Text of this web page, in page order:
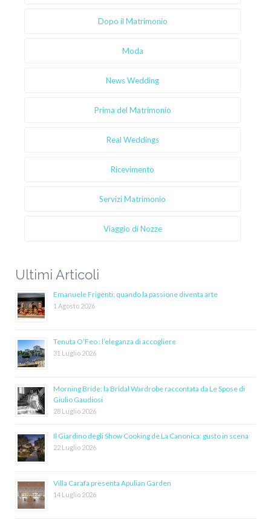
Dopo il Matrimonio
Moda
News Wedding
Prima del Matrimonio
Real Weddings
Ricevimento
Servizi Matrimonio
Viaggio di Nozze
Ultimi Articoli
Emanuele Frigenti: quando la passione diventa arte
1 Agosto 2026
Tenuta O’Feo : l’eleganza di accogliere
31 Luglio 2026
Morning Bride: la Bridal Wardrobe raccontata da Le Spose di
Giulio Gaudiosi
28 Luglio 2026
Il Giardino degli Show Cooking de La Canonica: gusto in scena
22 Luglio 2026
Villa Carafa presenta Apulian Garden
14 Luglio 2026